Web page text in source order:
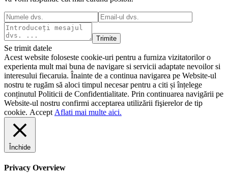
Trimite
Se trimit datele
Acest website foloseste cookie-uri pentru a furniza vizitatorilor o
experienta mult mai buna de navigare si servicii adaptate nevoilor si
interesului fiecaruia. Înainte de a continua navigarea pe Website-ul
nostru te rugăm să aloci timpul necesar pentru a citi și înțelege
conținutul Politicii de Confidentialitate. Prin continuarea navigării pe
Website-ul nostru confirmi acceptarea utilizării fişierelor de tip
cookie. Accept Aflati mai multe aici.
Închide
Privacy Overview